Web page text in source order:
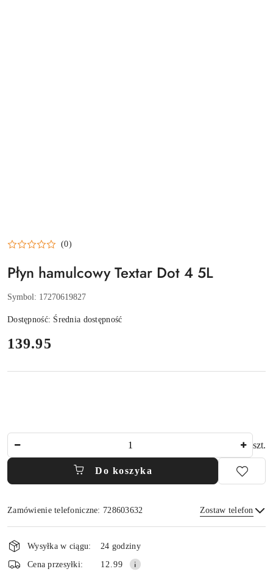
(0)
Płyn hamulcowy Textar Dot 4 5L
Symbol: 17270619827
Dostępność: Średnia dostępność
cena:
139.95
szt.
Do koszyka
Zamówienie telefoniczne: 728603632 Zostaw telefon
Wyślij
Dostępność
i
dostawa
Wysyłka w ciągu:
24 godziny
Cena przesyłki:
12.99